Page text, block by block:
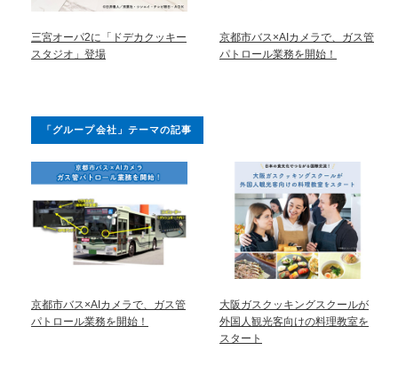
三宮オーパ2に「ドデカクッキー
スタジオ」登場
京都市バス×AIカメラで、ガス管
パトロール業務を開始！
「グループ会社」テーマの記事
京都市バス×AIカメラで、ガス管
パトロール業務を開始！
大阪ガスクッキングスクールが
外国人観光客向けの料理教室を
スタート